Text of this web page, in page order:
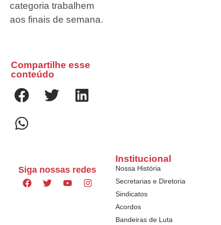
categoria trabalhem
aos finais de semana.
Compartilhe esse
conteúdo
Siga nossas redes
Institucional
Nossa História
Secretarias e Diretoria
Sindicatos
Acordos
Bandeiras de Luta